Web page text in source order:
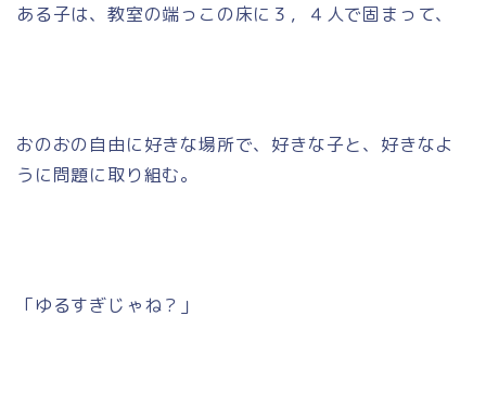
ある子は、教室の端っこの床に３，４人で固まって、
おのおの自由に好きな場所で、好きな子と、好きなよ
うに問題に取り組む。
「ゆるすぎじゃね？」